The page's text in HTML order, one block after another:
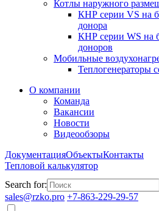
Котлы наружного
КНР серии VS на
донора
КНР серии WS на
доноров
Мобильные
Теплогенераторы
О компании
Команда
Вакансии
Новости
Видеообзоры
ДокументацияОбъектыКонтакты
Тепловой калькулятор
Search for:
sales@rzko.pro +7-863-229-29-57